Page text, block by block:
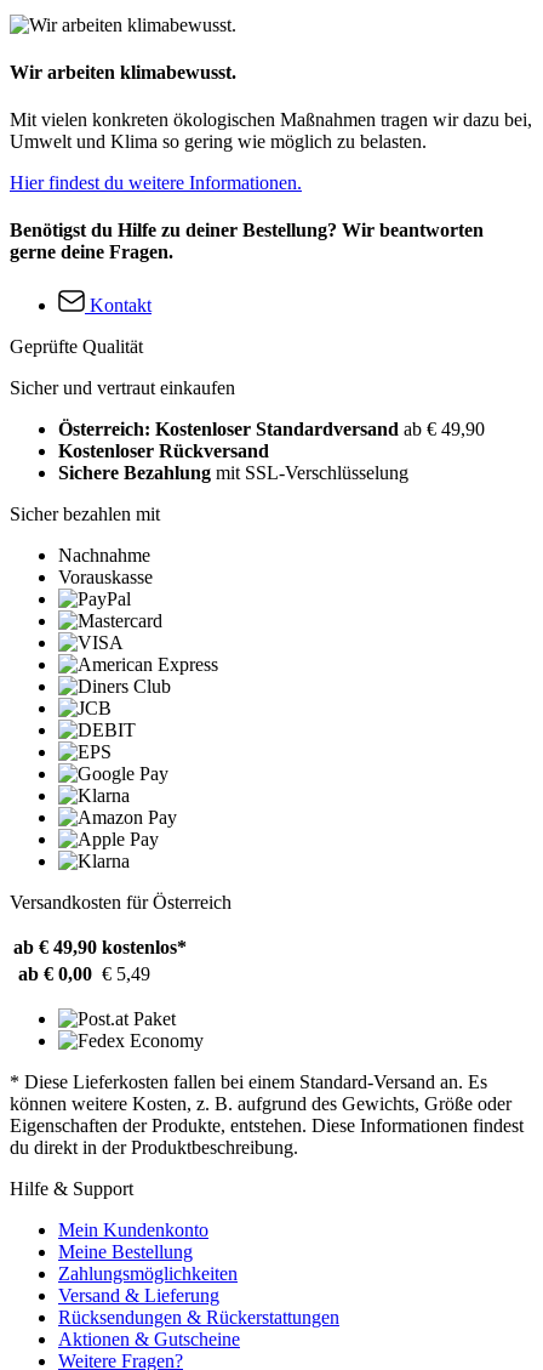
Wir arbeiten klimabewusst.
Mit vielen konkreten ökologischen Maßnahmen tragen wir dazu bei,
Umwelt und Klima so gering wie möglich zu belasten.
Hier findest du weitere Informationen.
Benötigst du Hilfe zu deiner Bestellung? Wir beantworten
gerne deine Fragen.
Kontakt
Geprüfte Qualität
Sicher und vertraut einkaufen
Österreich: Kostenloser Standardversand ab € 49,90
Kostenloser Rückversand
Sichere Bezahlung mit SSL-Verschlüsselung
Sicher bezahlen mit
Nachnahme
Vorauskasse
Versandkosten für Österreich
ab € 49,90 kostenlos*
ab € 0,00 € 5,49
* Diese Lieferkosten fallen bei einem Standard-Versand an. Es
können weitere Kosten, z. B. aufgrund des Gewichts, Größe oder
Eigenschaften der Produkte, entstehen. Diese Informationen findest
du direkt in der Produktbeschreibung.
Hilfe & Support
Mein Kundenkonto
Meine Bestellung
Zahlungsmöglichkeiten
Versand & Lieferung
Rücksendungen & Rückerstattungen
Aktionen & Gutscheine
Weitere Fragen?